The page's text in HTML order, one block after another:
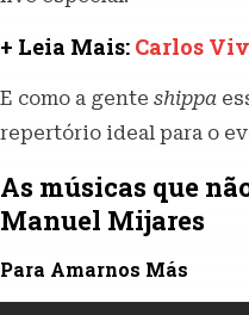
+ Leia Mais: Carlos
E como a gente shippa
repertório ideal para o
As músicas que
Manuel Mijares
Para Amarnos Más